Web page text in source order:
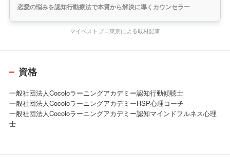
恋愛の悩みを認知行動療法で本質から解決に導くカウンセラー
マイベストプロ東京による取材記事
資格
一般社団法人Cocoloラーニングアカデミー認知行動傾聴士
一般社団法人CocoloラーニングアカデミーHSP心理コーチ
一般社団法人Cocoloラーニングアカデミー認知マインドフルネス心理
士